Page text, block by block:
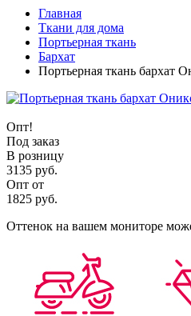
Главная
Ткани для дома
Портьерная ткань
Бархат
Портьерная ткань бархат
Опт!
Под заказ
В розницу
3135 руб.
Опт от
1825 руб.
Оттенок на вашем мониторе